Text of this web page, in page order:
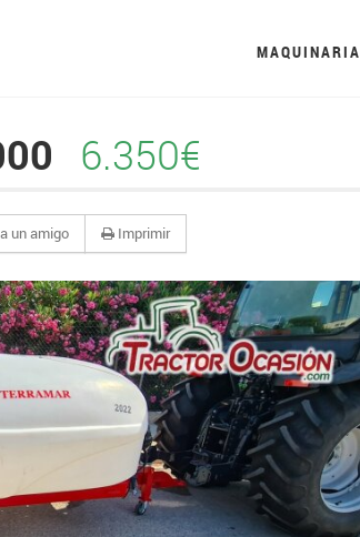
MAQUINARIA
6.350€
un amigo Imprimir